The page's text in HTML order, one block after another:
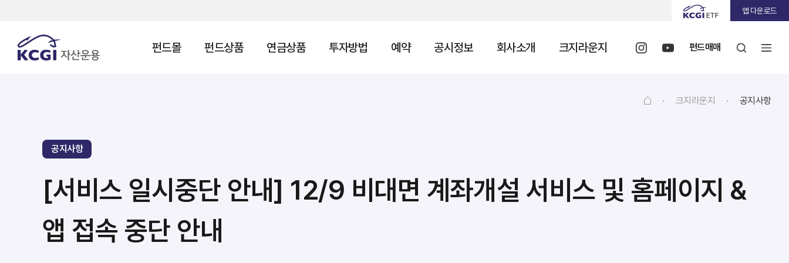
앱 다운로드
펀드몰 펀드상품 연금상품 투자방법 예약 공시정보 회사소개 크지라운지 펀드매매
· 크지라운지 · 공지사항
공지사항
[서비스 일시중단 안내] 12/9 비대면 계좌개설 서비스 및 홈페이지 &
앱 접속 중단 안내